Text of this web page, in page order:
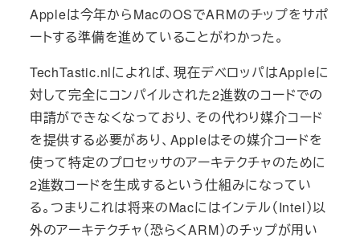
Appleは今年からMacのOSでARMのチップをサポ
ートする準備を進めていることがわかった。
TechTastic.nlによれば、現在デベロッパはAppleに
対して完全にコンパイルされた2進数のコードでの
申請ができなくなっており、その代わり媒介コード
を提供する必要があり、Appleはその媒介コードを
使って特定のプロセッサのアーキテクチャのために
2進数コードを生成するという仕組みになってい
る。つまりこれは将来のMacにはインテル（Intel）以
外のアーキテクチャ（恐らくARM）のチップが用い